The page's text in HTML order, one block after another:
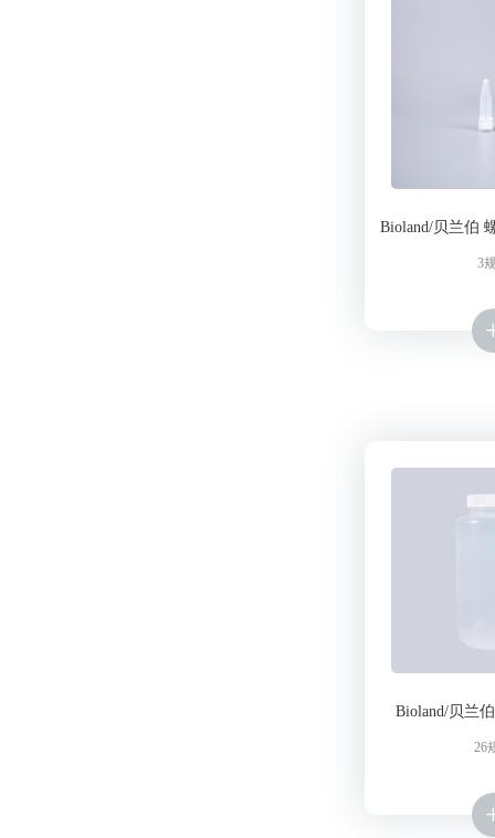
Bioland/贝兰伯
3
Bioland/贝兰
26